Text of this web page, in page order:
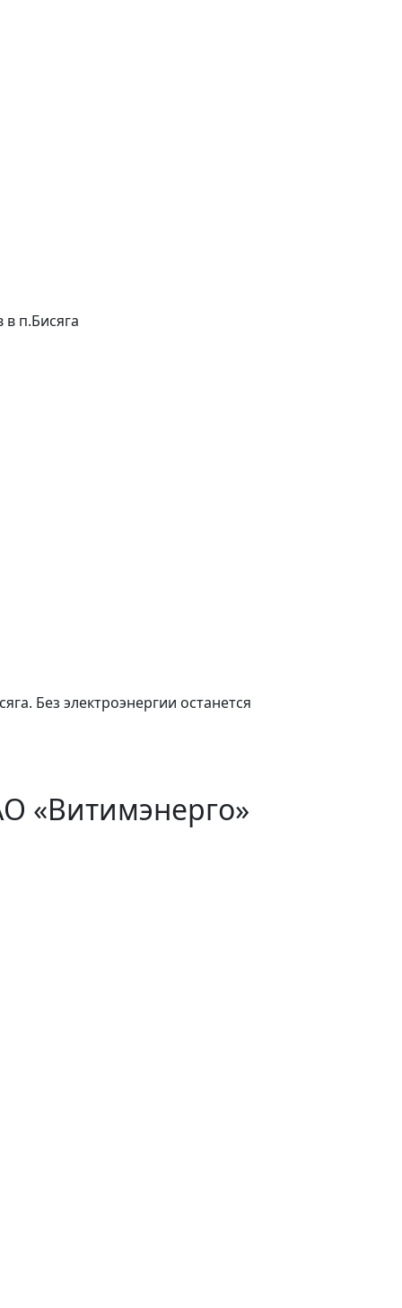
в п.Бисяга
Без электроэнергии останется
«Витимэнерго»